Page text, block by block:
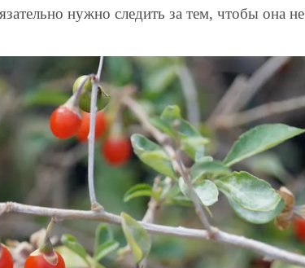
нужно следить за тем, чтобы она не